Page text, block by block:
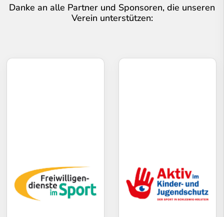
Danke an alle Partner und Sponsoren, die unseren
Verein unterstützen: